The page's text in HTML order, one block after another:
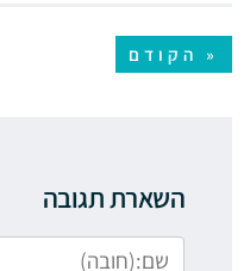
« הקודם
השארת תגובה